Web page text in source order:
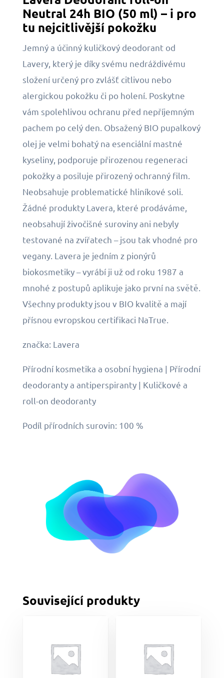
Neutral 24h BIO (50 ml) – i pro
tu nejcitlivější pokožku
Jemný a účinný kuličkový deodorant od
Lavery, který je díky svému nedráždivému
složení určený pro zvlášť citlivou nebo
alergickou pokožku či po holení. Poskytne
vám spolehlivou ochranu před nepříjemným
pachem po celý den. Obsažený BIO pupalkový
olej je velmi bohatý na esenciální mastné
kyseliny, podporuje přirozenou regeneraci
pokožky a posiluje přirozený ochranný film.
Neobsahuje problematické hliníkové soli.
Žádné produkty Lavera, které prodáváme,
neobsahují živočišné suroviny ani nebyly
testované na zvířatech – jsou tak vhodné pro
vegany. Lavera je jedním z pionýrů
biokosmetiky – vyrábí ji už od roku 1987 a
mnohé z postupů aplikuje jako první na světě.
Všechny produkty jsou v BIO kvalitě a mají
přísnou evropskou certifikaci NaTrue.
značka: Lavera
Přírodní kosmetika a osobní hygiena | Přírodní
deodoranty a antiperspiranty | Kuličkové a
roll-on deodoranty
Podíl přírodních surovin: 100 %
Související produkty